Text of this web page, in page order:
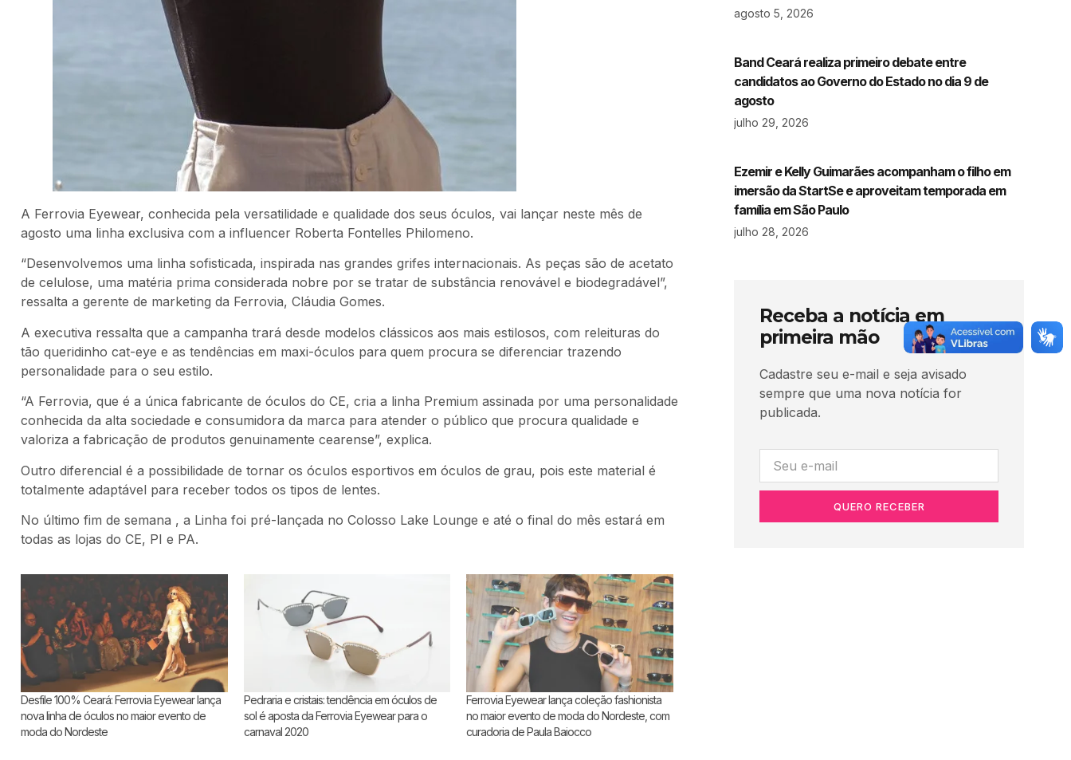
A Ferrovia Eyewear, conhecida pela versatilidade e qualidade dos seus óculos, vai lançar neste mês de
agosto uma linha exclusiva com a influencer Roberta Fontelles Philomeno.
“Desenvolvemos uma linha sofisticada, inspirada nas grandes grifes internacionais. As peças são de acetato
de celulose, uma matéria prima considerada nobre por se tratar de substância renovável e biodegradável”,
ressalta a gerente de marketing da Ferrovia, Cláudia Gomes.
A executiva ressalta que a campanha trará desde modelos clássicos aos mais estilosos, com releituras do
tão queridinho cat-eye e as tendências em maxi-óculos para quem procura se diferenciar trazendo
personalidade para o seu estilo.
“A Ferrovia, que é a única fabricante de óculos do CE, cria a linha Premium assinada por uma personalidade
conhecida da alta sociedade e consumidora da marca para atender o público que procura qualidade e
valoriza a fabricação de produtos genuinamente cearense”, explica.
Outro diferencial é a possibilidade de tornar os óculos esportivos em óculos de grau, pois este material é
totalmente adaptável para receber todos os tipos de lentes.
No último fim de semana , a Linha foi pré-lançada no Colosso Lake Lounge e até o final do mês estará em
todas as lojas do CE, PI e PA.
Desfile 100% Ceará: Ferrovia Eyewear lança
nova linha de óculos no maior evento de
moda do Nordeste
Pedraria e cristais: tendência em óculos de
sol é aposta da Ferrovia Eyewear para o
carnaval 2020
Ferrovia Eyewear lança coleção fashionista
no maior evento de moda do Nordeste, com
curadoria de Paula Baiocco
agosto 5, 2026
Band Ceará realiza primeiro debate entre
candidatos ao Governo do Estado no dia 9 de
agosto
julho 29, 2026
Ezemir e Kelly Guimarães acompanham o filho em
imersão da StartSe e aproveitam temporada em
família em São Paulo
julho 28, 2026
Receba a notícia em
primeira mão
Cadastre seu e-mail e seja avisado
sempre que uma nova notícia for
publicada.
QUERO RECEBER